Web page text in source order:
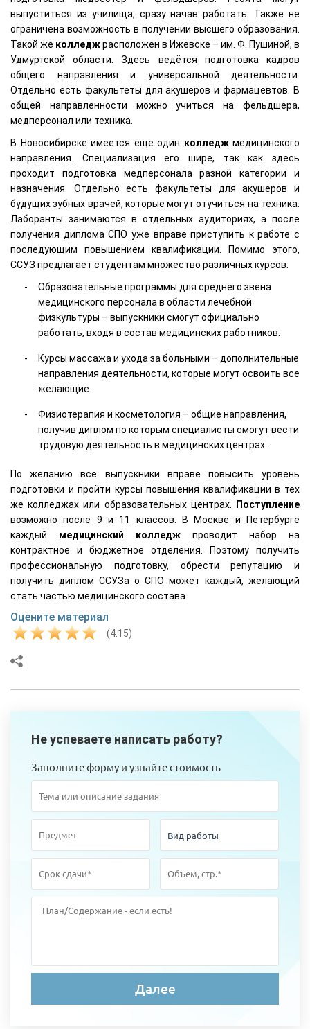
выпуститься из училища, сразу начав работать. Также не
ограничена возможность в получении высшего образования.
Такой же колледжрасположен в Ижевске – им. Ф. Пушиной, в
Удмуртской области. Здесь ведётся подготовка кадров
общего направления и универсальной деятельности.
Отдельно есть факультеты для акушеров и фармацевтов. В
общей направленности можно учиться на фельдшера,
медперсонал или техника.
В Новосибирске имеется ещё один колледжмедицинского
направления. Специализация его шире, так как здесь
проходит подготовка медперсонала разной категории и
назначения. Отдельно есть факультеты для акушеров и
будущих зубных врачей, которые могут отучиться на техника.
Лаборанты занимаются в отдельных аудиториях, а после
получения диплома СПО уже вправе приступить к работе с
последующим повышением квалификации. Помимо этого,
ССУЗ предлагает студентам множество различных курсов:
Образовательные программы для среднего звена
медицинского персонала в области лечебной
физкультуры – выпускники смогут официально
работать, входя в состав медицинских работников.
Курсы массажа и ухода за больными – дополнительные
направления деятельности, которые могут освоить все
желающие.
Физиотерапия и косметология – общие направления,
получив диплом по которым специалисты смогут вести
трудовую деятельность в медицинских центрах.
По желанию все выпускники вправе повысить уровень
подготовки и пройти курсы повышения квалификации в тех
же колледжах или образовательных центрах.
Поступление
возможно после 9 и 11 классов. В Москве и Петербурге
каждый медицинский колледж проводит набор на
контрактное и бюджетное отделения. Поэтому получить
профессиональную подготовку, обрести репутацию и
получить диплом ССУЗа о СПО может каждый, желающий
стать частью медицинского состава.
Оцените материал
(4.15)
Не успеваете написать работу?
Заполните форму и узнайте стоимость